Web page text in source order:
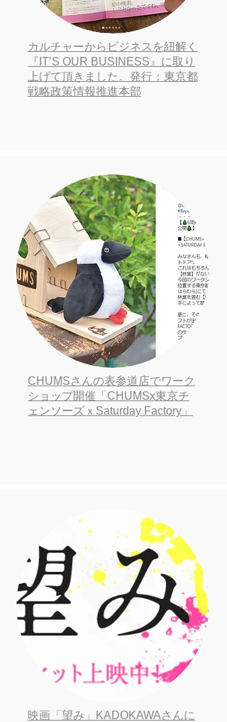
カルチャーからビジネスを紐解く
『IT’S OUR BUSINESS』に取り
上げて頂きました。発行：東京都
戦略政策情報推進本部
CHUMSさんの表参道店でワーク
ショップ開催「CHUMSx東京チ
ェンソーズｘSaturday Factory」
映画「望み」KADOKAWAさんに